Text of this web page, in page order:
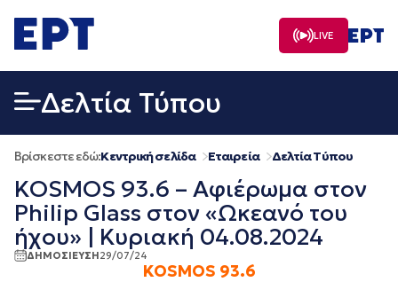
σε
περιεχόμενο
LIVE
Δελτία Τύπου
Βρίσκεστε εδώ:Κεντρική σελίδα Εταιρεία Δελτία Τύπου
KOSMOS 93.6 – Αφιέρωμα στον
Philip Glass στον «Ωκεανό του
ήχου» | Κυριακή 04.08.2024
ΔΗΜΟΣΙΕΥΣΗ29/07/24
KOSMOS 93.6